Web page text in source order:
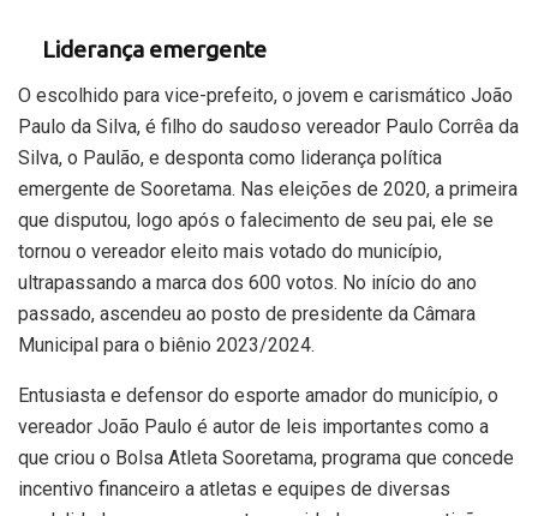
Liderança emergente
O escolhido para vice-prefeito, o jovem e carismático João
Paulo da Silva, é filho do saudoso vereador Paulo Corrêa da
Silva, o Paulão, e desponta como liderança política
emergente de Sooretama. Nas eleições de 2020, a primeira
que disputou, logo após o falecimento de seu pai, ele se
tornou o vereador eleito mais votado do município,
ultrapassando a marca dos 600 votos. No início do ano
passado, ascendeu ao posto de presidente da Câmara
Municipal para o biênio 2023/2024.
Entusiasta e defensor do esporte amador do município, o
vereador João Paulo é autor de leis importantes como a
que criou o Bolsa Atleta Sooretama, programa que concede
incentivo financeiro a atletas e equipes de diversas